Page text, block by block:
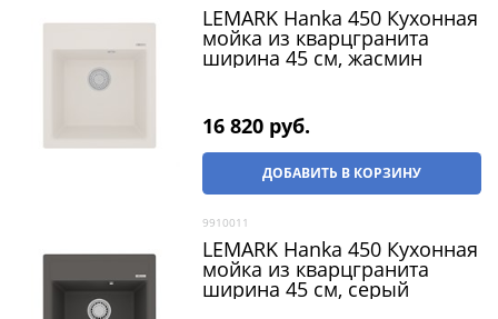
LEMARK Hanka 450 Кухонная
мойка из кварцгранита
ширина 45 см, жасмин
16 820 руб.
ДОБАВИТЬ В КОРЗИНУ
9910011
LEMARK Hanka 450 Кухонная
мойка из кварцгранита
ширина 45 см, серый